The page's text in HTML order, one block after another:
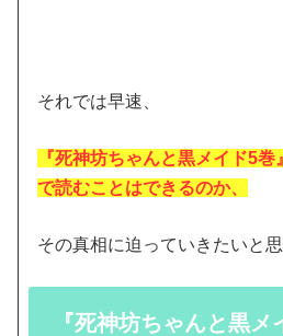
それでは早速、
『死神坊ちゃんと黒メイド5巻
で読むことはできるのか、
その真相に迫っていきたいと思
『死神坊ちゃんと黒